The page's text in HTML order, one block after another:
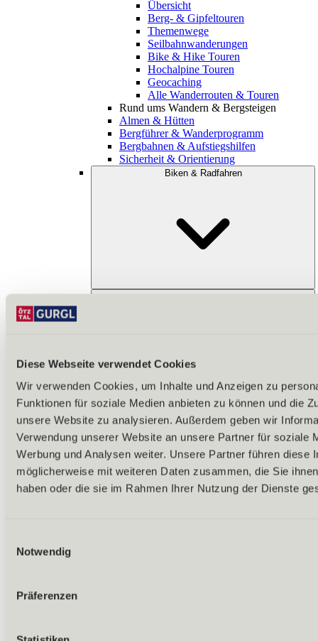
Diese Webseite verwendet Cookies
Wir verwenden Cookies, um Inhalte und Anzeigen zu
Funktionen für soziale Medien anbieten zu können und die
unsere Website zu analysieren. Außerdem geben wir
Verwendung unserer Website an unsere Partner für soziale
Werbung und Analysen weiter. Unsere Partner führen diese
möglicherweise mit weiteren Daten zusammen, die Sie
haben oder die sie im Rahmen Ihrer Nutzung der Dienste
Notwendig
Präferenzen
Übersicht
Berg- & Gipfeltouren
Themenwege
Seilbahnwanderungen
Bike & Hike Touren
Hochalpine Touren
Geocaching
Alle Wanderrouten & Touren
Rund ums Wandern & Bergsteigen
Almen & Hütten
Bergführer & Wanderprogramm
Bergbahnen & Aufstiegshilfen
Sicherheit & Orientierung
Biken & Radfahren